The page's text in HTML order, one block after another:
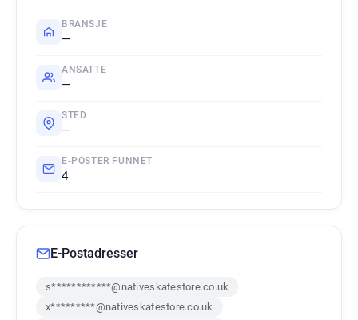
BRANSJE
—
ANSATTE
—
STED
—
E-POSTER FUNNET
4
E-Postadresser
s************@nativeskatestore.co.uk
x*********@nativeskatestore.co.uk